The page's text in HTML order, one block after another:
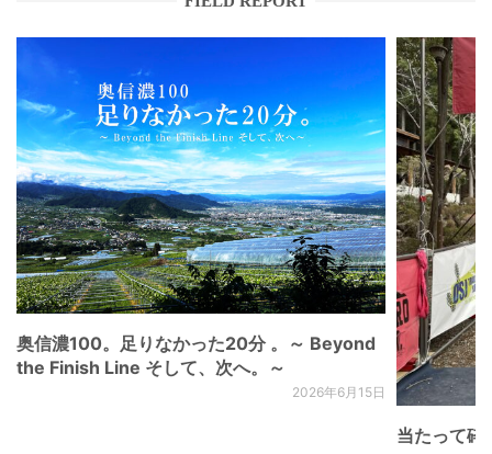
奥信濃100。足りなかった20分 。～ Beyond
the Finish Line そして、次へ。～
2026年6月15日
当たって砕